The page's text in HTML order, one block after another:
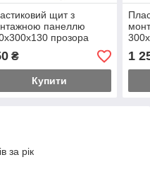
щит з
панеллю
прозора
для зовнішнього
₴
Купити
1
за рік